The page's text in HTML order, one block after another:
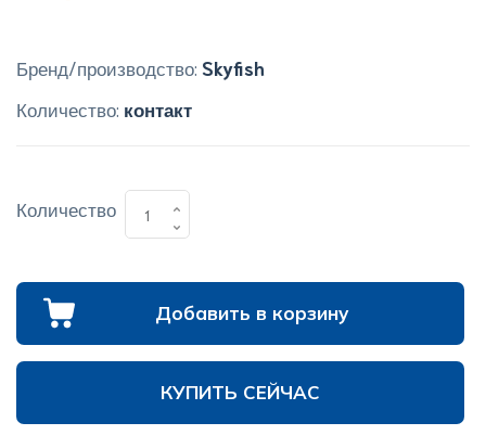
Бренд/производство: Skyfish
Количество: контакт
Количество
Добавить в корзину
КУПИТЬ СЕЙЧАС